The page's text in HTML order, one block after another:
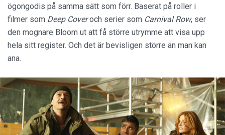
ögongodis på samma sätt som förr. Baserat på roller i
filmer som Deep Coveroch serier som Carnival Row, ser
den mognare Bloom ut att få större utrymme att visa upp
hela sitt register. Och det är bevisligen större än man kan
ana.